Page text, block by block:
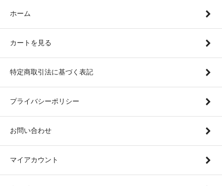
ホーム
カートを見る
特定商取引法に基づく表記
プライバシーポリシー
お問い合わせ
マイアカウント